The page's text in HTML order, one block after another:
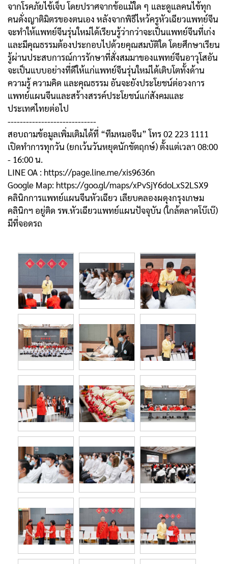
จากโรคภัยไข้เจ็บ โดยปราศจากข้อแม้ใด ๆ และดูแลคนไข้ทุก
คนดั่งญาติมิตรของตนเอง หลังจากพิธีไหว้ครูหัวเฉียวแพทย์จีน
จะทำให้แพทย์จีนรุ่นใหม่ได้เรียนรู้ว่ากว่าจะเป็นแพทย์จีนที่เก่ง
และมีคุณธรรมต้องประกอบไปด้วยคุณสมบัติใด โดยศึกษาเรียน
รู้ผ่านประสบการณ์การรักษาที่สั่งสมมาของแพทย์จีนอาวุโสอัน
จะเป็นแบบอย่างที่ดีให้แก่แพทย์จีนรุ่นใหม่ได้เติบโตทั้งด้าน
ความรู้ ความคิด และคุณธรรม อันจะยังประโยชน์ต่อวงการ
แพทย์แผนจีนและสร้างสรรค์ประโยชน์แก่สังคมและ
ประเทศไทยต่อไป
-----------------------------
สอบถามข้อมูลเพิ่มเติมได้ที่ “ทีมหมอจีน” โทร 02 223 1111
เปิดทำการทุกวัน (ยกเว้นวันหยุดนักขัตฤกษ์) ตั้งแต่เวลา 08:00
- 16:00 น.
LINE OA : https://page.line.me/xis9636n
Google Map: https://goo.gl/maps/xPvSjY6doLxS2LSX9
คลินิกการแพทย์แผนจีนหัวเฉียว เลียบคลองผดุงกรุงเกษม
คลินิกฯ อยู่ติด รพ.หัวเฉียวแพทย์แผนปัจจุบัน (ใกล้ตลาดโบ๊เบ๊)
มีที่จอดรถ